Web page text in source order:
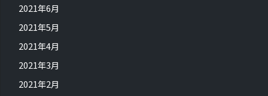
2021年6月
2021年5月
2021年4月
2021年3月
2021年2月